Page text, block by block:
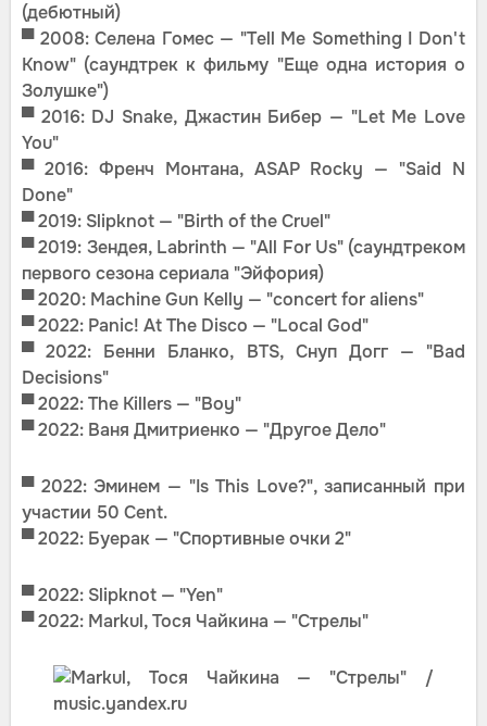
(дебютный)
▀2008: Селена Гомес — "Tell Me Something I Don't
Know" (саундтрек к фильму "Еще одна история о
Золушке")
▀ 2016: DJ Snake, Джастин Бибер — "Let Me Love
You"
▀ 2016: Френч Монтана, ASAP Rocky — "Said N
Done"
▀ 2019: Slipknot — "Birth of the Cruel"
▀ 2019: Зендея, Labrinth — "All For Us" (саундтреком
первого сезона сериала "Эйфория)
▀2020: Machine Gun Kelly — "concert for aliens"
▀2022: Panic! At The Disco — "Local God"
▀2022: Бенни Бланко, BTS, Снуп Догг — "Bad
Decisions"
▀2022: The Killers — "Boy"
▀ 2022: Ваня Дмитриенко — "Другое Дело"
▀2022: Эминем — "Is This Love?", записанный при
участии 50 Cent.
▀ 2022: Буерак — "Спортивные очки 2"
▀2022: Slipknot — "Yen"
▀ 2022: Markul, Тося Чайкина — "Стрелы"